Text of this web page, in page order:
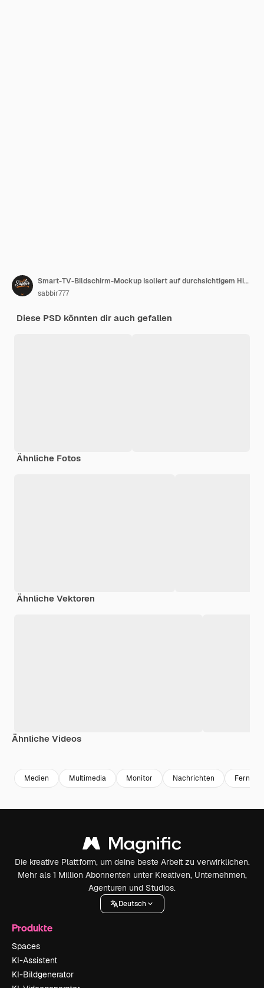
Smart-TV-Bildschirm-Mockup Isoliert auf durchsichtigem Hintergrund
sabbir777
Diese PSD könnten dir auch gefallen
Ähnliche Fotos
Ähnliche Vektoren
Ähnliche Videos
Medien Multimedia Monitor Nachrichten
Die kreative Plattform, um deine beste Arbeit zu verwirklichen.
Mehr als 1 Million Abonnenten unter Kreativen, Unternehmen,
Agenturen und Studios.
Deutsch
Produkte
Spaces
KI-Assistent
KI-Bildgenerator